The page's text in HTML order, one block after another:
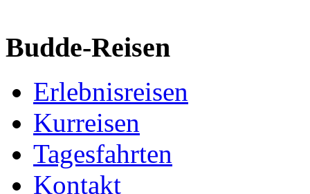
Budde-Reisen
Erlebnisreisen
Kurreisen
Tagesfahrten
Kontakt